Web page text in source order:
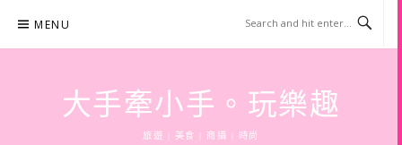
content
MENU
大手牽小手。玩樂趣
旅遊 | 美食 | 商攝 | 時尚